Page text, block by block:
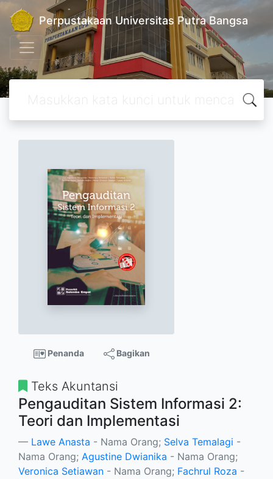
Perpustakaan Universitas Putra Bangsa
Penanda Bagikan
Teks Akuntansi
Pengauditan Sistem Informasi 2:
Teori dan Implementasi
Lawe Anasta - Nama Orang; Selva Temalagi -
Nama Orang; Agustine Dwianika - Nama Orang;
Veronica Setiawan - Nama Orang; Fachrul Roza -